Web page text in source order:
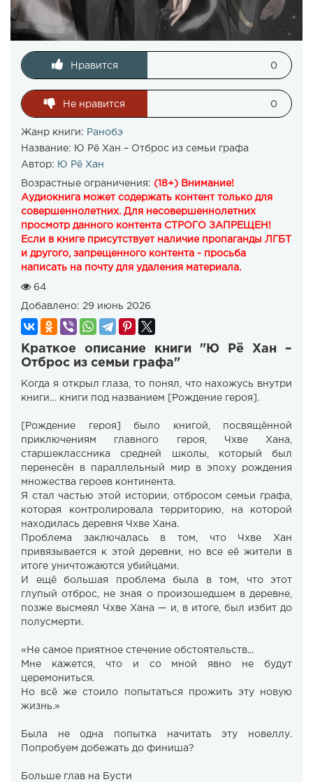
Нравится 0
Не нравится 0
Жанр книги: Ранобэ
Название: Ю Рё Хан – Отброс из семьи графа
Автор: Ю Рё Хан
Возрастные ограничения: (18+) Внимание!
Аудиокнига может содержать контент только для
совершеннолетних. Для несовершеннолетних
просмотр данного контента СТРОГО ЗАПРЕЩЕН!
Если в книге присутствует наличие пропаганды ЛГБТ
и другого, запрещенного контента - просьба
написать на почту для удаления материала.
64
Добавлено: 29 июнь 2026
Краткое описание книги "Ю Рё Хан –
Отброс из семьи графа"
Когда я открыл глаза, то понял, что нахожусь внутри
книги… книги под названием [Рождение героя].
[Рождение героя] было книгой, посвящённой
приключениям главного героя, Чхве Хана,
старшеклассника средней школы, который был
перенесён в параллельный мир в эпоху рождения
множества героев континента.
Я стал частью этой истории, отбросом семьи графа,
которая контролировала территорию, на которой
находилась деревня Чхве Хана.
Проблема заключалась в том, что Чхве Хан
привязывается к этой деревни, но все её жители в
итоге уничтожаются убийцами.
И ещё большая проблема была в том, что этот
глупый отброс, не зная о произошедшем в деревне,
позже высмеял Чхве Хана — и, в итоге, был избит до
полусмерти.
«Не самое приятное стечение обстоятельств...
Мне кажется, что и со мной явно не будут
церемониться.
Но всё же стоило попытаться прожить эту новую
жизнь.»
Была не одна попытка начитать эту новеллу.
Попробуем добежать до финиша?
Больше глав на Бусти